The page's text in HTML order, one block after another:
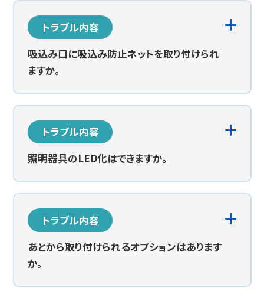
トラブル内容
吸込み口に吸込み防止ネットを取り付けられ
ますか。
トラブル内容
照明器具のLED化はできますか。
トラブル内容
あとから取り付けられるオプションはあります
か。